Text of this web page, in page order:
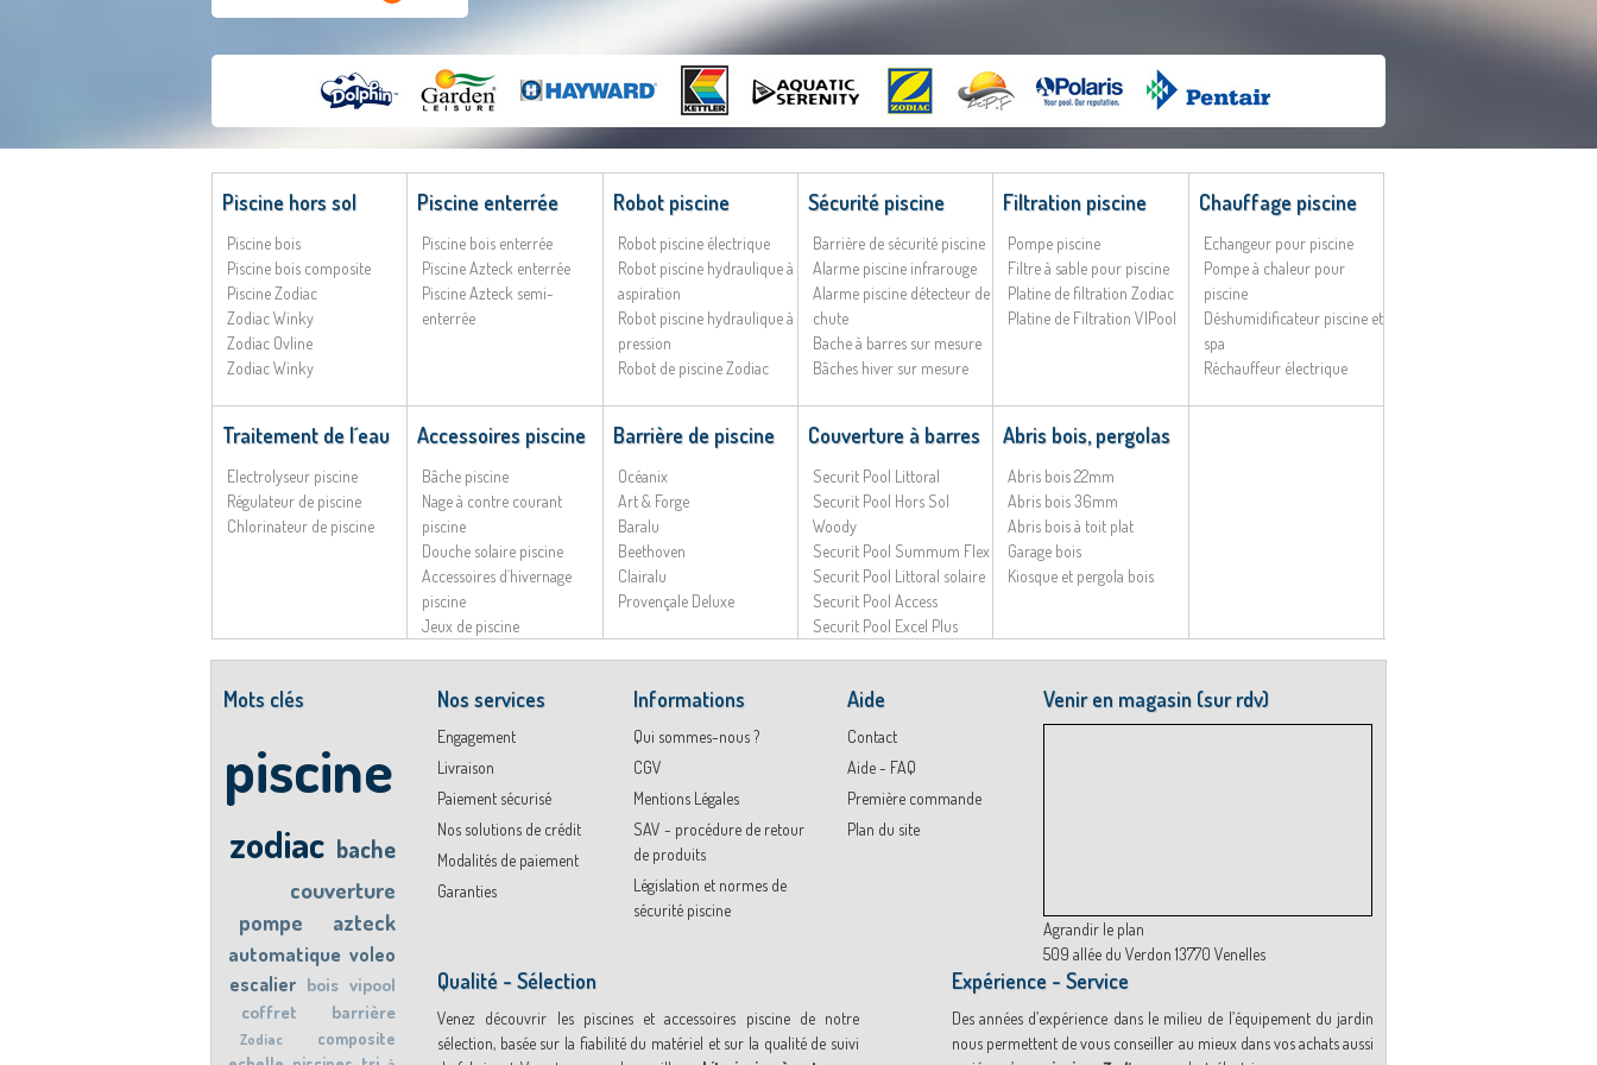
Piscine hors sol
Piscine bois
Piscine bois composite
Piscine Zodiac
Zodiac Winky
Zodiac Ovline
Zodiac Winky
Piscine enterrée
Piscine bois enterrée
Piscine Azteck enterrée
Piscine Azteck semi-
enterrée
Robot piscine
Robot piscine électrique
Robot piscine hydraulique à
aspiration
Robot piscine hydraulique à
pression
Robot de piscine Zodiac
Sécurité piscine
Barrière de sécurité piscine
Alarme piscine infrarouge
Alarme piscine détecteur de
chute
Bache à barres sur mesure
Bâches hiver sur mesure
Filtration piscine
Pompe piscine
Filtre à sable pour piscine
Platine de filtration Zodiac
Platine de Filtration VIPool
Chauffage piscine
Echangeur pour piscine
Pompe à chaleur pour
piscine
Déshumidificateur piscine et
spa
Réchauffeur électrique
Traitement de l´eau
Electrolyseur piscine
Régulateur de piscine
Chlorinateur de piscine
Accessoires piscine
Bâche piscine
Nage à contre courant
piscine
Douche solaire piscine
Accessoires d´hivernage
piscine
Jeux de piscine
Barrière de piscine
Océanix
Art & Forge
Baralu
Beethoven
Clairalu
Provençale Deluxe
Couverture à barres
Securit Pool Littoral
Securit Pool Hors Sol
Woody
Securit Pool Summum Flex
Securit Pool Littoral solaire
Securit Pool Access
Securit Pool Excel Plus
Abris bois, pergolas
Abris bois 22mm
Abris bois 36mm
Abris bois à toit plat
Garage bois
Kiosque et pergola bois
Mots clés
piscine
zodiac bache
couverture
pompe azteck
automatique voleo
escalier bois vipool
coffret
barrière
Zodiac
composite
Nos services
Engagement
Livraison
Paiement sécurisé
Nos solutions de crédit
Modalités de paiement
Garanties
Informations
Qui sommes-nous ?
CGV
Mentions Légales
SAV - procédure de retour
de produits
Législation et normes de
sécurité piscine
Aide
Contact
Aide - FAQ
Première commande
Plan du site
Venir en magasin (sur rdv)
Agrandir le plan
509 allée du Verdon 13770 Venelles
Qualité - Sélection
Venez découvrir les piscines et accessoires piscine de notre
sélection, basée sur la fiabilité du matériel et sur la qualité de suivi
Expérience - Service
Des années d’expérience dans le milieu de l’équipement du jardin
nous permettent de vous conseiller au mieux dans vos achats aussi